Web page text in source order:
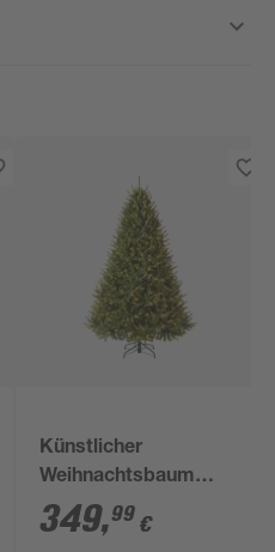
Künstlicher
Weihnachtsbaum
'Richmond' Tanne mit
700 LEDs in
349,99 €